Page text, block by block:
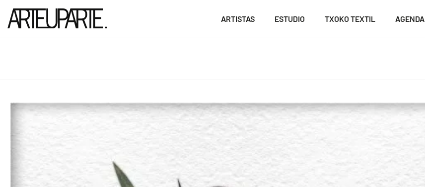
ARTISTAS ESTUDIO TXOKO TEXTIL AGENDA